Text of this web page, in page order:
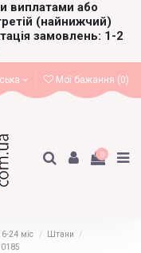
виплатами або
(найнижчий)
замовлень: 1-2
Мої бажання (0)
0
24 міс
Штани